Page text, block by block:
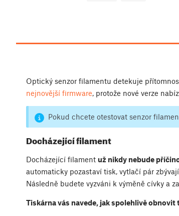
Optický senzor filamentu detekuje
nejnovější firmware, protože nové verze
Pokud chcete otestovat senzor
Docházející filament
Docházející filament už nikdy nebude
automaticky pozastaví tisk, vytlačí pár
Následně budete vyzváni k výměně cívky a
Tiskárna vás navede, jak spolehlivě obnovit